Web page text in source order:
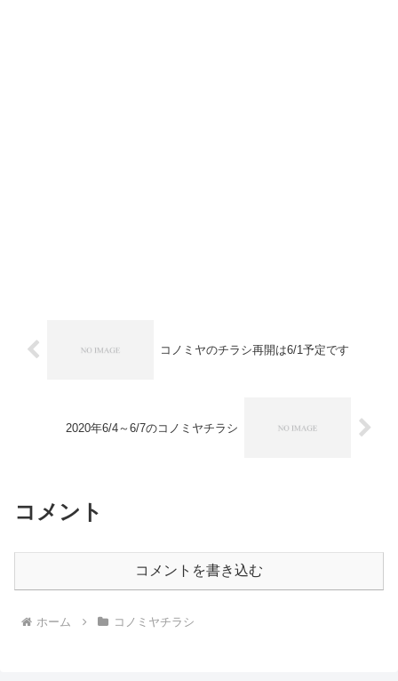
コノミヤのチラシ再開は6/1予定です
2020年6/4～6/7のコノミヤチラシ
コメント
コメントを書き込む
ホーム コノミヤチラシ